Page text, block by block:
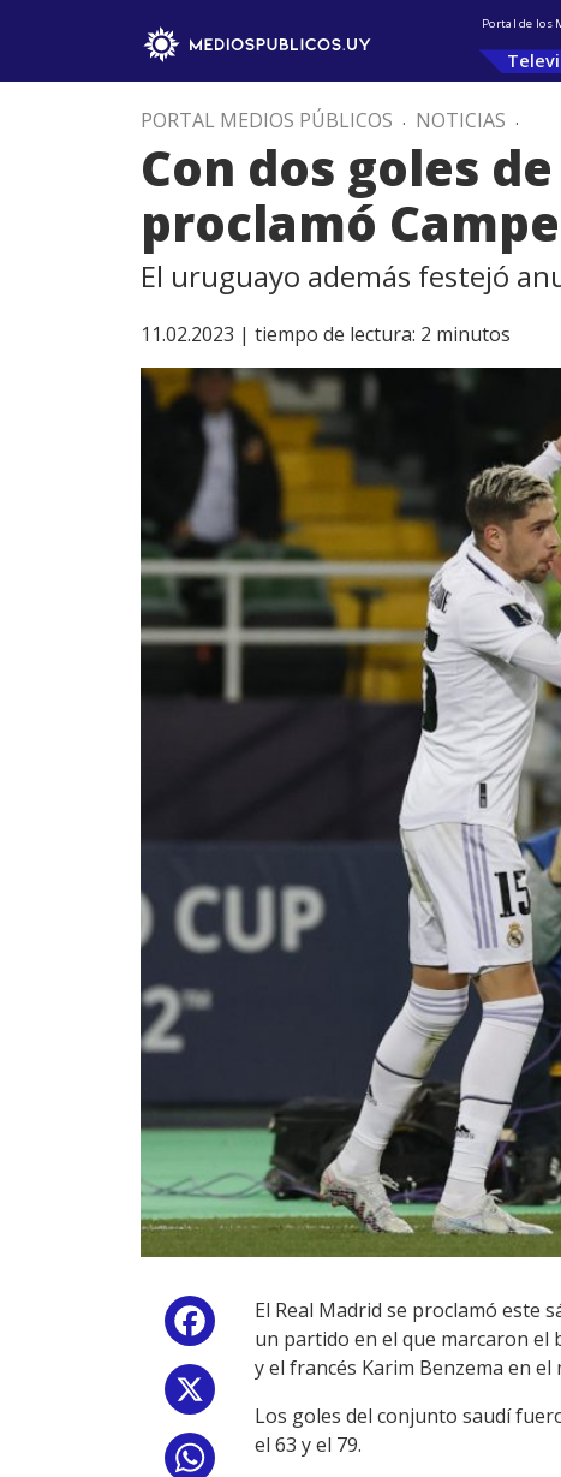
Portal de los
PORTAL MEDIOS PÚBLICOS . NOTICIAS .
Con dos goles
proclamó
El uruguayo además festejó
11.02.2023 | tiempo de lectura: 2 minutos
Facebook
WhatsApp
El Real Madrid se proclamó este
un partido en el que marcaron el
y el francés Karim Benzema en el
Los goles del conjunto saudí
el 63 y el 79.